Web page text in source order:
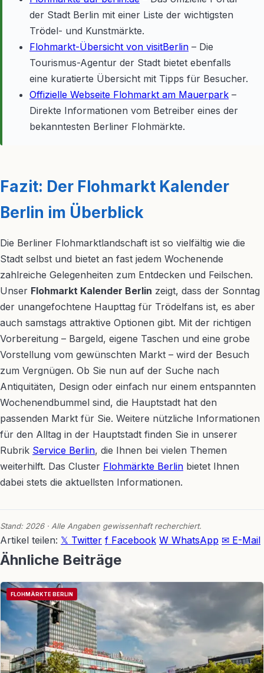
der Stadt Berlin mit einer Liste der wichtigsten
Trödel- und Kunstmärkte.
Flohmarkt-Übersicht von visitBerlin – Die
Tourismus-Agentur der Stadt bietet ebenfalls
eine kuratierte Übersicht mit Tipps für Besucher.
Offizielle Webseite Flohmarkt am Mauerpark –
Direkte Informationen vom Betreiber eines der
bekanntesten Berliner Flohmärkte.
Fazit: Der Flohmarkt Kalender
Berlin im Überblick
Die Berliner Flohmarktlandschaft ist so vielfältig wie die
Stadt selbst und bietet an fast jedem Wochenende
zahlreiche Gelegenheiten zum Entdecken und Feilschen.
Unser Flohmarkt Kalender Berlin zeigt, dass der Sonntag
der unangefochtene Haupttag für Trödelfans ist, es aber
auch samstags attraktive Optionen gibt. Mit der richtigen
Vorbereitung – Bargeld, eigene Taschen und eine grobe
Vorstellung vom gewünschten Markt – wird der Besuch
zum Vergnügen. Ob Sie nun auf der Suche nach
Antiquitäten, Design oder einfach nur einem entspannten
Wochenendbummel sind, die Hauptstadt hat den
passenden Markt für Sie. Weitere nützliche Informationen
für den Alltag in der Hauptstadt finden Sie in unserer
Rubrik Service Berlin, die Ihnen bei vielen Themen
weiterhilft. Das Cluster Flohmärkte Berlin bietet Ihnen
dabei stets die aktuellsten Informationen.
Stand: 2026 · Alle Angaben gewissenhaft recherchiert.
Artikel teilen: 𝕏 Twitter f Facebook W WhatsApp ✉ E-Mail
Ähnliche Beiträge
FLOHMÄRKTE BERLIN